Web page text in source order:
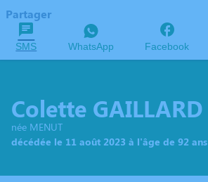
Partager
SMS WhatsApp Facebook
Colette GAILLARD
née MENUT
décédée le 11 août 2023 à l'âge de 92 ans